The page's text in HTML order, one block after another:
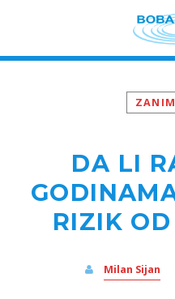
DA LI
RIZIK
Milan Sijan